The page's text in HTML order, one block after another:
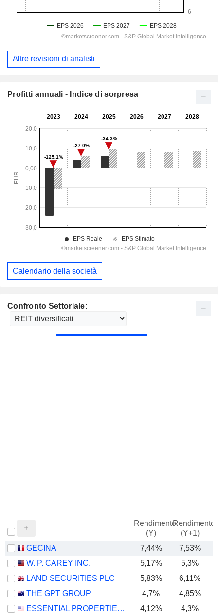
Confronto Settoriale:
Rendimento
(Y)
Rendimento
(Y+1)
GECINA 7,44%
7,53%
W. P. CAREY INC.
5,17% 5,3%
LAND SECURITIES PLC
5,83%
6,11%
THE GPT GROUP
4,7%
4,85%
ESSENTIAL PROPERTIES REALTY TRUST, INC.
4,12%
4,3%
Altre revisioni di analisti
Profitti annuali - Indice di sorpresa
Calendario della società